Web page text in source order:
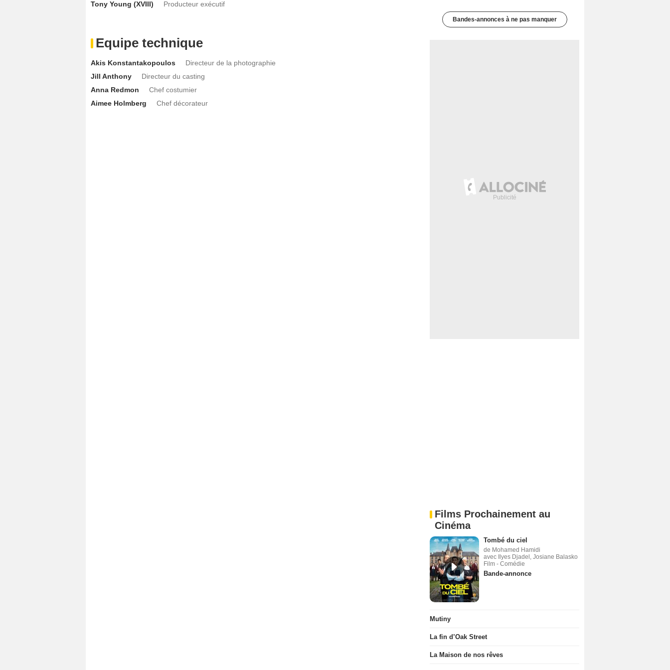
Tony Young (XVIII) Producteur exécutif
Equipe technique
Akis Konstantakopoulos
Directeur de la photographie
Jill Anthony
Directeur du casting
Anna Redmon
Chef costumier
Aimee Holmberg
Chef décorateur
Bandes-annonces à ne pas manquer
Films Prochainement au
Cinéma
Tombé du ciel
de Mohamed Hamidi
avec Ilyes Djadel, Josiane Balasko
Film - Comédie
Bande-annonce
Mutiny
La fin d’Oak Street
La Maison de nos rêves